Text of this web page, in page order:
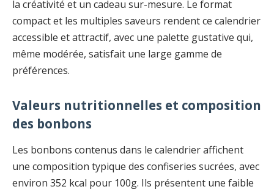
la créativité et un cadeau sur-mesure. Le format
compact et les multiples saveurs rendent ce calendrier
accessible et attractif, avec une palette gustative qui,
même modérée, satisfait une large gamme de
préférences.
Valeurs nutritionnelles et composition
des bonbons
Les bonbons contenus dans le calendrier affichent
une composition typique des confiseries sucrées, avec
environ 352 kcal pour 100g. Ils présentent une faible